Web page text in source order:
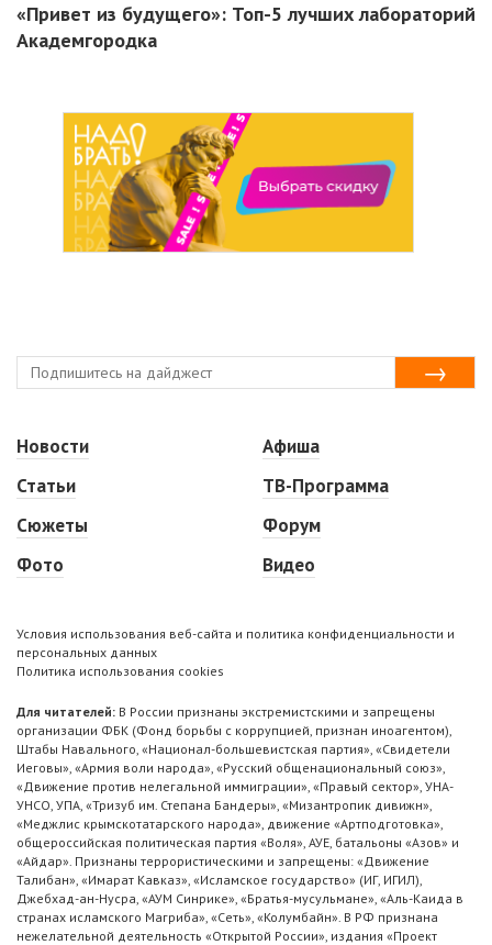
«Привет из будущего»: Топ-5 лучших лабораторий
Академгородка
Новости
Статьи
Сюжеты
Фото
Афиша
ТВ-Программа
Форум
Видео
Условия использования веб-сайта и политика конфиденциальности и
персональных данных
Политика использования cookies
Для читателей: В России признаны экстремистскими и запрещены
организации ФБК (Фонд борьбы с коррупцией, признан иноагентом),
Штабы Навального, «Национал-большевистская партия», «Свидетели
Иеговы», «Армия воли народа», «Русский общенациональный союз»,
«Движение против нелегальной иммиграции», «Правый сектор», УНА-
УНСО, УПА, «Тризуб им. Степана Бандеры», «Мизантропик дивижн»,
«Меджлис крымскотатарского народа», движение «Артподготовка»,
общероссийская политическая партия «Воля», АУЕ, батальоны «Азов» и
«Айдар». Признаны террористическими и запрещены: «Движение
Талибан», «Имарат Кавказ», «Исламское государство» (ИГ, ИГИЛ),
Джебхад-ан-Нусра, «АУМ Синрике», «Братья-мусульмане», «Аль-Каида в
странах исламского Магриба», «Сеть», «Колумбайн». В РФ признана
нежелательной деятельность «Открытой России», издания «Проект